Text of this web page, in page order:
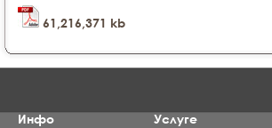
61,216,371 kb
Инфо
Услуге